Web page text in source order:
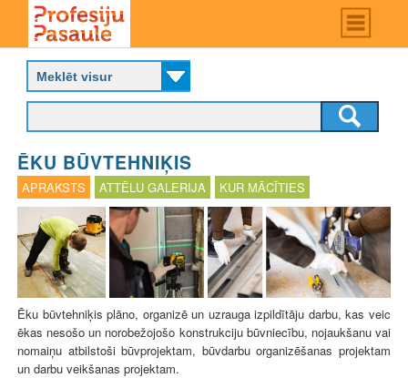
main
content
Main
menu
P
o
f
e
i
j
u
p
a
s
a
u
l
e
ĒKU BŪVTEHNIĶIS
APRAKSTS ATTĒLU GALERIJA KUR MĀCĪTIES
Ēku būvtehniķis plāno, organizē un uzrauga izpildītāju darbu, kas veic
ēkas nesošo un norobežojošo konstrukciju būvniecību, nojaukšanu vai
nomaiņu atbilstoši būvprojektam, būvdarbu organizēšanas projektam
un darbu veikšanas projektam.